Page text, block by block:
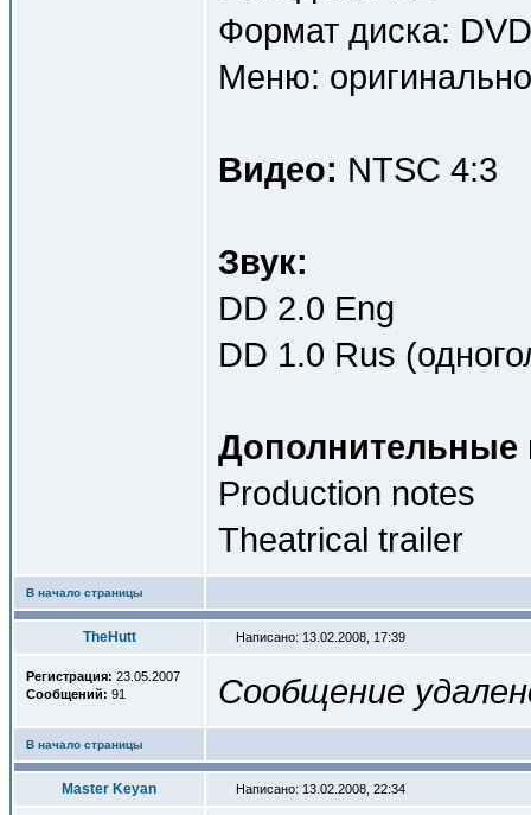
Формат диска:
Меню:
Видео: NTSC 4:3
Звук:
DD 2.0 Eng
DD 1.0 Rus
Дополнительные
Production notes
Theatrical trailer
В начало страницы
TheHutt Написано: 13.02.2008, 17:39
Регистрация: 23.05.2007
Сообщений: 91 Сообщение
В начало страницы
Master Keyan Написано: 13.02.2008, 22:34